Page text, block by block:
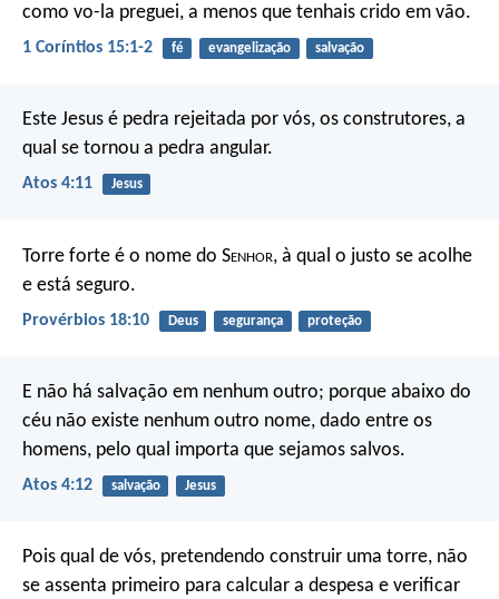
como vo-la preguei, a menos que tenhais crido em vão.
1 Coríntios 15:1-2 fé evangelização salvação
Este Jesus é pedra rejeitada por vós, os construtores, a
qual se tornou a pedra angular.
Atos 4:11 Jesus
Torre forte é o nome do Senhor, à qual o justo se acolhe
e está seguro.
Provérbios 18:10 Deus segurança proteção
E não há salvação em nenhum outro; porque abaixo do
céu não existe nenhum outro nome, dado entre os
homens, pelo qual importa que sejamos salvos.
Atos 4:12 salvação Jesus
Pois qual de vós, pretendendo construir uma torre, não
se assenta primeiro para calcular a despesa e verificar